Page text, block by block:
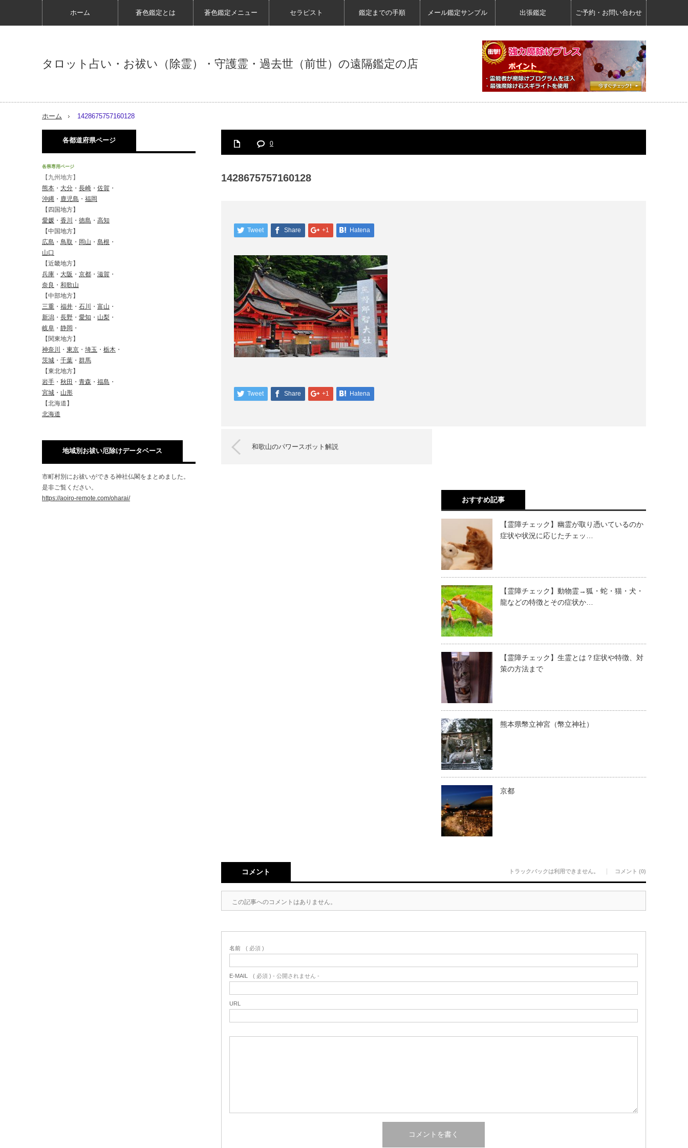
ホーム 蒼色鑑定とは 蒼色鑑定メニュー セラピスト 鑑定までの手順 メール鑑定サンプル 出張鑑定 ご予約・お問い合わせ
タロット占い・お祓い（除霊）・守護霊・過去世（前世）の遠隔鑑定の店
ホーム 1428675757160128
0
1428675757160128
Tweet Share +1 Hatena
Tweet Share +1 Hatena
和歌山のパワースポット解説
おすすめ記事
【霊障チェック】幽霊が取り憑いているのか
症状や状況に応じたチェッ…
【霊障チェック】動物霊→狐・蛇・猫・犬・
龍などの特徴とその症状か…
【霊障チェック】生霊とは？症状や特徴、対
策の方法まで
熊本県幣立神宮（幣立神社）
京都
コメント トラックバックは利用できません。 コメント (0)
この記事へのコメントはありません。
名前 ( 必須 )
E-MAIL ( 必須 ) - 公開されません -
URL
各都道府県ページ
各県専用ページ
【九州地方】
熊本 ・ 大分 ・ 長崎 ・ 佐賀 ・
沖縄 ・ 鹿児島 ・ 福岡
【四国地方】
愛媛 ・ 香川 ・ 徳島 ・ 高知
【中国地方】
広島 ・ 鳥取 ・ 岡山 ・ 島根 ・
山口
【近畿地方】
兵庫 ・ 大阪 ・ 京都 ・ 滋賀 ・
奈良 ・ 和歌山
【中部地方】
三重 ・ 福井 ・ 石川 ・ 富山 ・
新潟 ・ 長野 ・ 愛知 ・ 山梨 ・
岐阜 ・ 静岡 ・
【関東地方】
神奈川
・ 東京 ・ 埼玉 ・ 栃木 ・
茨城 ・ 千葉 ・ 群馬
【東北地方】
岩手 ・ 秋田 ・ 青森 ・ 福島 ・
宮城 ・ 山形
【北海道】
北海道
地域別お祓い厄除けデータベース
市町村別にお祓いができる神社仏閣をまとめました。
是非ご覧ください。
https://aoiro-remote.com/oharai/